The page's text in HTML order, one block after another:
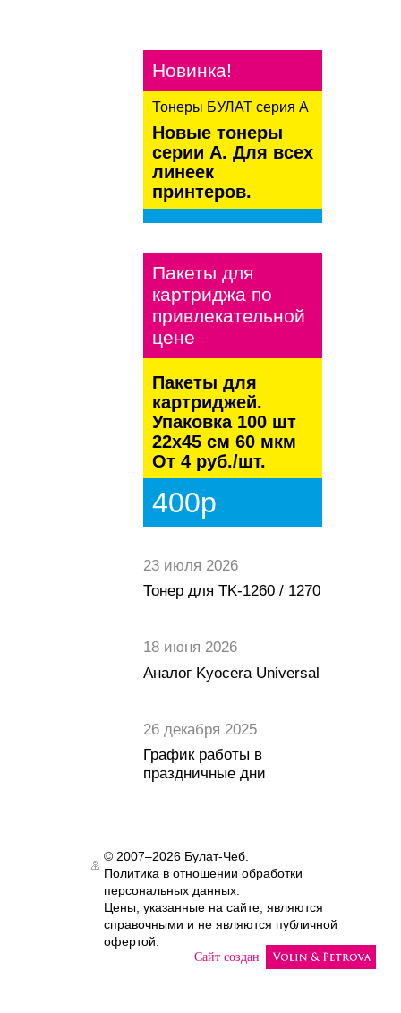
kaspersky
Новинка!
Тонеры БУЛАТ серия А
Новые тонеры
серии А. Для всех
линеек
принтеров.
Пакеты для
картриджа по
привлекательной
цене
Пакеты для
картриджей.
Упаковка 100 шт
22х45 см 60 мкм
От 4 руб./шт.
400р
23 июля 2026
Тонер для TK-1260 / 1270
18 июня 2026
Аналог Kyocera Universal
26 декабря 2025
График работы в
праздничные дни
Сайт создан
© 2007–2026 Булат-Чеб.
Политика в отношении обработки
персональных данных.
Цены, указанные на сайте, являются
справочными и не являются публичной
офертой.
Authorization